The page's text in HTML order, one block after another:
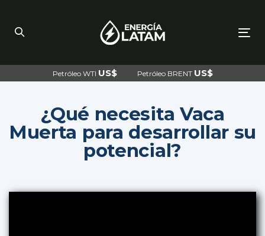
primary
navigation
content
Petróleo WTI US$ Petróleo BRENT US$
¿Qué necesita Vaca
Muerta para desarrollar su
potencial?
navigation